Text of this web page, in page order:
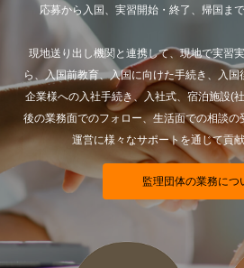
応募から入国、実習開始・終了、帰国ま
現地送り出し機関と連携して、現地で実習
ら、入国前教育、入国に向けた手続き、入
企業様への入社手続き、入社式、宿泊施設(
後の業務面でのフォロー、生活面での相談
運営に様々なサポートを通じて貢
監理団体の業務につ